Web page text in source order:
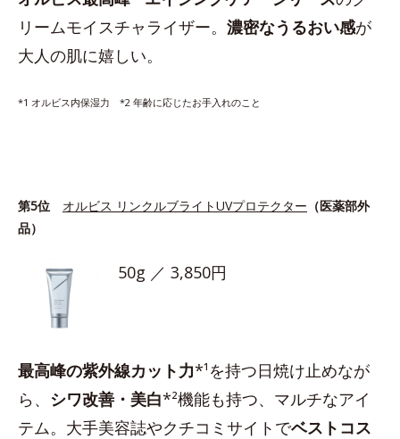
リームモイスチャライザー。 濃密なうるおい感が
大人の肌に嬉しい。
*1 オルビス内保湿力 *2 年齢に応じたお手入れのこと
第5位 オルビス リンクルブライトUVプロテクター （医薬部外
品）
50g ／ 3,850円
最高峰の紫外線カット力*¹を持つ日焼け止めなが
ら、 シワ改善・美白*²機能も持つ、マルチなアイ
テム。大手美容誌やクチコミサイトでベストコス